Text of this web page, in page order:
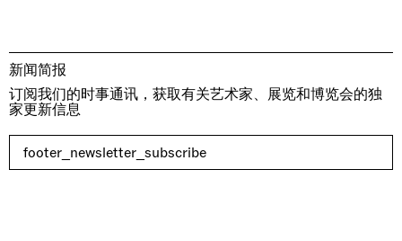
新闻简报
订阅我们的时事通讯，获取有关艺术家、展览和博览会的独
家更新信息
footer_newsletter_subscribe